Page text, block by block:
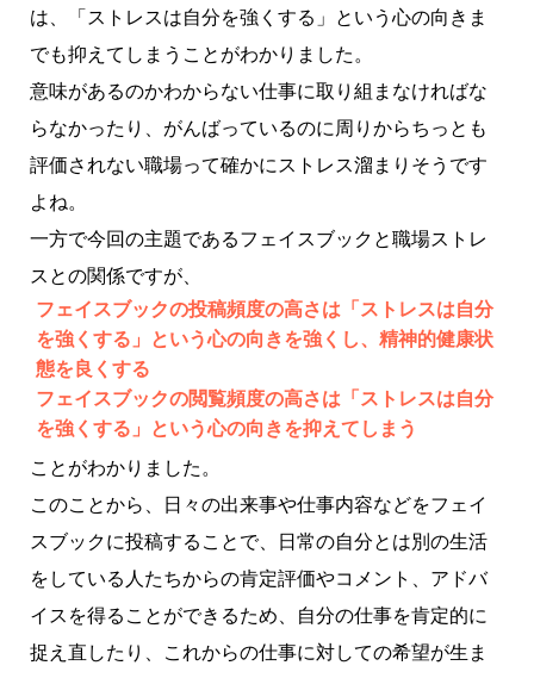
は、「ストレスは自分を強くする」という心の向きま
でも抑えてしまうことがわかりました。
意味があるのかわからない仕事に取り組まなければな
らなかったり、がんばっているのに周りからちっとも
評価されない職場って確かにストレス溜まりそうです
よね。
一方で今回の主題であるフェイスブックと職場ストレ
スとの関係ですが、
フェイスブックの投稿頻度の高さは「ストレスは自分
を強くする」という心の向きを強くし、精神的健康状
態を良くする
フェイスブックの閲覧頻度の高さは「ストレスは自分
を強くする」という心の向きを抑えてしまう
ことがわかりました。
このことから、日々の出来事や仕事内容などをフェイ
スブックに投稿することで、
日常の自分とは別の生活
をしている人たちからの肯定評価やコメント、アドバ
イスを得ることができるため、自分の仕事を肯定的に
捉え直したり、これからの仕事に対しての希望が生ま